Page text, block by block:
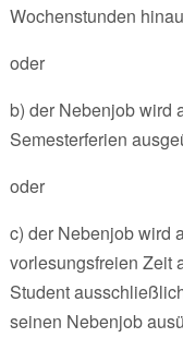
Wochenstunden
oder
b) der Nebenjob wird
Semesterferien
oder
c) der Nebenjob wird
vorlesungsfreien Zeit
Student
seinen Nebenjob